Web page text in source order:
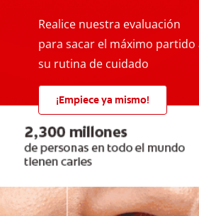
Realice nuestra evaluación
para sacar el máximo partido
su rutina de cuidado
¡Empiece ya mismo!